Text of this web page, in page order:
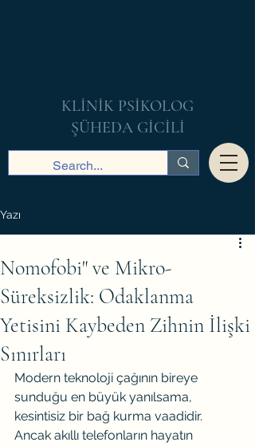
KLİNİK PSİKOLOG
ŞÜHEDA GİCİLİ
Yazı
Nomofobi" ve Mikro-
Süreksizlik: Odaklanma
Yetisini Kaybeden Zihnin İlişki
Sınırları
Modern teknoloji çağının bireye
sunduğu en büyük yanılsama,
kesintisiz bir bağ kurma vaadidir.
Ancak akıllı telefonların hayatın